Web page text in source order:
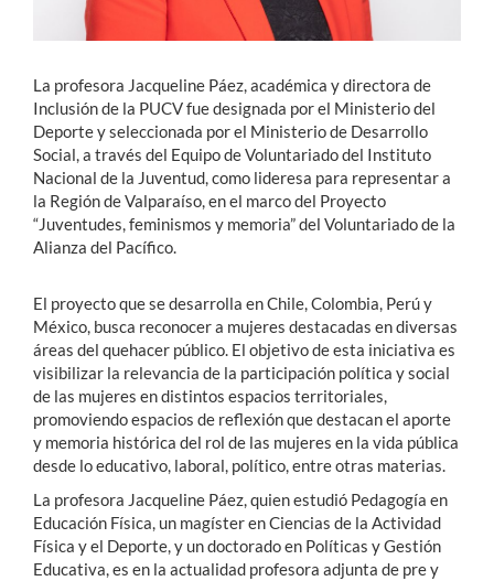
La profesora Jacqueline Páez, académica y directora de
Inclusión de la PUCV fue designada por el Ministerio del
Deporte y seleccionada por el Ministerio de Desarrollo
Social, a través del Equipo de Voluntariado del Instituto
Nacional de la Juventud, como lideresa para representar a
la Región de Valparaíso, en el marco del Proyecto
“Juventudes, feminismos y memoria” del Voluntariado de la
Alianza del Pacífico.
El proyecto que se desarrolla en Chile, Colombia, Perú y
México, busca reconocer a mujeres destacadas en diversas
áreas del quehacer público. El objetivo de esta iniciativa es
visibilizar la relevancia de la participación política y social
de las mujeres en distintos espacios territoriales,
promoviendo espacios de reflexión que destacan el aporte
y memoria histórica del rol de las mujeres en la vida pública
desde lo educativo, laboral, político, entre otras materias.
La profesora Jacqueline Páez, quien estudió Pedagogía en
Educación Física, un magíster en Ciencias de la Actividad
Física y el Deporte, y un doctorado en Políticas y Gestión
Educativa, es en la actualidad profesora adjunta de pre y